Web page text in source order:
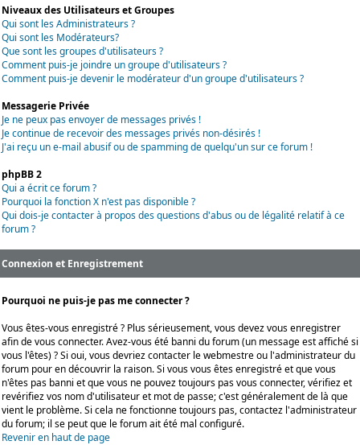
Niveaux des Utilisateurs et Groupes
Qui sont les Administrateurs ?
Qui sont les Modérateurs?
Que sont les groupes d'utilisateurs ?
Comment puis-je joindre un groupe d'utilisateurs ?
Comment puis-je devenir le modérateur d'un groupe d'utilisateurs ?
Messagerie Privée
Je ne peux pas envoyer de messages privés !
Je continue de recevoir des messages privés non-désirés !
J'ai reçu un e-mail abusif ou de spamming de quelqu'un sur ce forum !
phpBB 2
Qui a écrit ce forum ?
Pourquoi la fonction X n'est pas disponible ?
Qui dois-je contacter à propos des questions d'abus ou de légalité relatif à ce
forum ?
Connexion et Enregistrement
Pourquoi ne puis-je pas me connecter ?
Vous êtes-vous enregistré ? Plus sérieusement, vous devez vous enregistrer
afin de vous connecter. Avez-vous été banni du forum (un message est affiché si
vous l'êtes) ? Si oui, vous devriez contacter le webmestre ou l'administrateur du
forum pour en découvrir la raison. Si vous vous êtes enregistré et que vous
n'êtes pas banni et que vous ne pouvez toujours pas vous connecter, vérifiez et
revérifiez vos nom d'utilisateur et mot de passe; c'est généralement de là que
vient le problème. Si cela ne fonctionne toujours pas, contactez l'administrateur
du forum; il se peut que le forum ait été mal configuré.
Revenir en haut de page